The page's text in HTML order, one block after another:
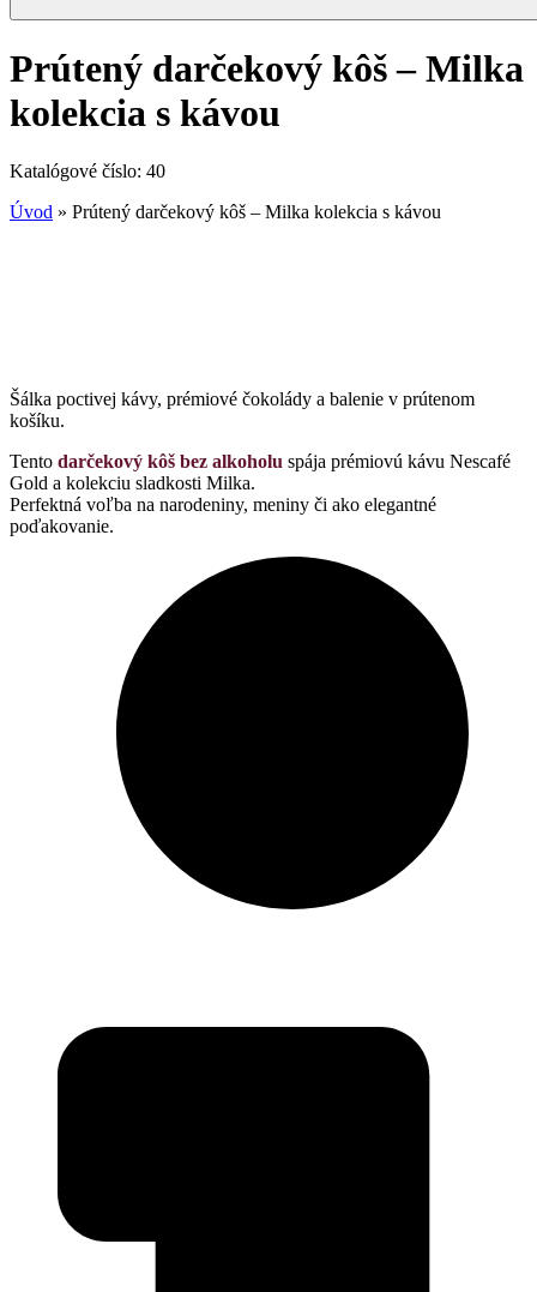
Prútený darčekový kôš – Milka
kolekcia s kávou
Katalógové číslo: 40
Úvod » Prútený darčekový kôš – Milka kolekcia s kávou
Šálka poctivej kávy, prémiové čokolády a balenie v prútenom
košíku.
Tento darčekový kôš bez alkoholu spája prémiovú kávu Nescafé
Gold a kolekciu sladkosti Milka.
Perfektná voľba na narodeniny, meniny či ako elegantné
poďakovanie.